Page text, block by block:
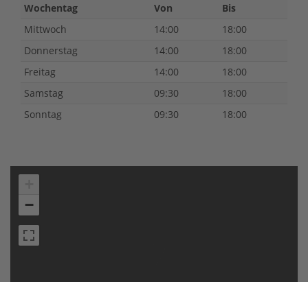
Wochentag Von
Bis
Mittwoch
14:00
18:00
Donnerstag
14:00
18:00
Freitag
14:00
18:00
Samstag
09:30
18:00
Sonntag
09:30 18:00
−